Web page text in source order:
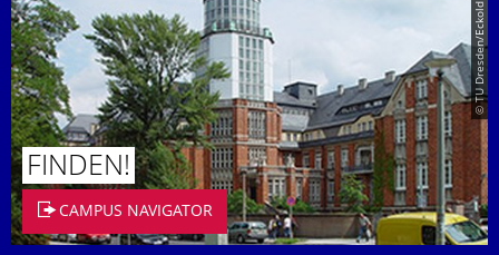
© TU Dresden/Eckold
FINDEN!
CAMPUS NAVIGATOR